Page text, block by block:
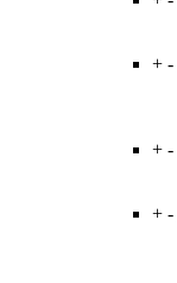
+ -
+ -
+ -